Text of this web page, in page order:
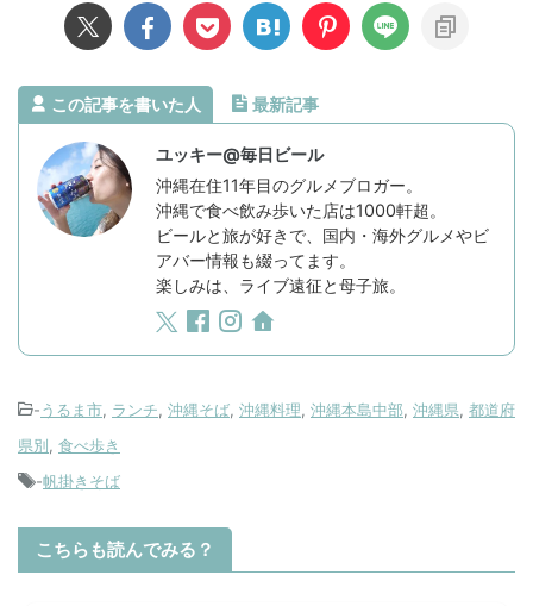
この記事を書いた人 最新記事
ユッキー@毎日ビール
沖縄在住11年目のグルメブロガー。
沖縄で食べ飲み歩いた店は1000軒超。
ビールと旅が好きで、国内・海外グルメやビ
アバー情報も綴ってます。
楽しみは、ライブ遠征と母子旅。
-うるま市, ランチ, 沖縄そば, 沖縄料理, 沖縄本島中部, 沖縄県, 都道府
県別, 食べ歩き
-帆掛きそば
こちらも読んでみる？